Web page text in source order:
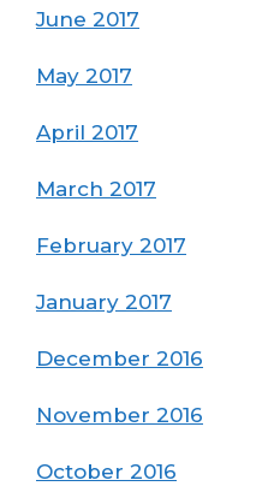
June 2017
May 2017
April 2017
March 2017
February 2017
January 2017
December 2016
November 2016
October 2016